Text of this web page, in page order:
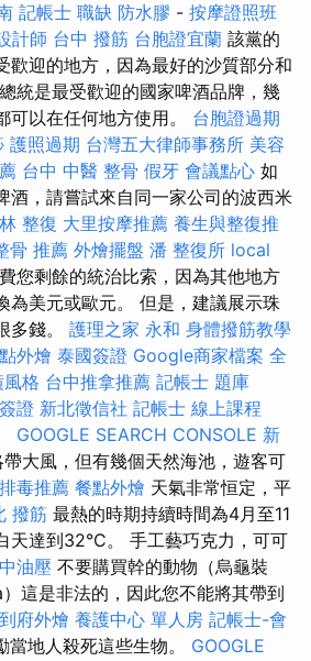
記帳士 職缺 防水膠 - 按摩證照班
計師 台中 撥筋 台胞證宜蘭 該黨的
歡迎的地方，因為最好的沙質部分和
統是最受歡迎的國家啤酒品牌，幾
可以在任何地方使用。 台胞證過期
護照過期 台灣五大律師事務所 美容
台中 中醫 整骨 假牙 會議點心 如
酒，請嘗試來自同一家公司的波西米
整復 大里按摩推薦 養生與整復推
骨 推薦 外燴擺盤 潘 整復所 local
您剩餘的統治比索，因為其他地方
為美元或歐元。 但是，建議展示珠
多錢。 護理之家 永和 身體撥筋教學
外燴 泰國簽證 Google商家檔案 全
風格 台中推拿推薦 記帳士 題庫
證 新北徵信社 記帳士 線上課程
GOOGLE SEARCH CONSOLE 新
大風，但有幾個天然海池，遊客可
毒推薦 餐點外燴 天氣非常恒定，平
撥筋 最熱的時期持續時間為4月至11
天達到32°C。 手工藝巧克力，可可
油壓 不要購買幹的動物（烏龜裝
這是非法的，因此您不能將其帶到
到府外燴 養護中心 單人房 記帳士-會
當地人殺死這些生物。 GOOGLE